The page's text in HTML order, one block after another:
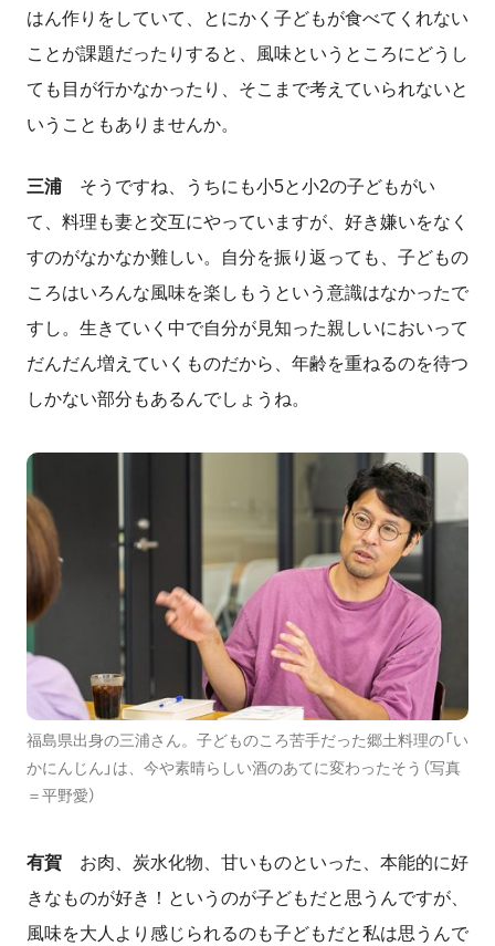
はん作りをしていて、とにかく子どもが食べてくれない
ことが課題だったりすると、風味というところにどうし
ても目が行かなかったり、そこまで考えていられないと
いうこともありませんか。
三浦 そうですね、うちにも小5と小2の子どもがい
て、料理も妻と交互にやっていますが、好き嫌いをなく
すのがなかなか難しい。自分を振り返っても、子どもの
ころはいろんな風味を楽しもうという意識はなかったで
すし。生きていく中で自分が見知った親しいにおいって
だんだん増えていくものだから、年齢を重ねるのを待つ
しかない部分もあるんでしょうね。
福島県出身の三浦さん。子どものころ苦手だった郷土料理の「い
かにんじん」は、今や素晴らしい酒のあてに変わったそう（写真
＝平野愛）
有賀 お肉、炭水化物、甘いものといった、本能的に好
きなものが好き！というのが子どもだと思うんですが、
風味を大人より感じられるのも子どもだと私は思うんで